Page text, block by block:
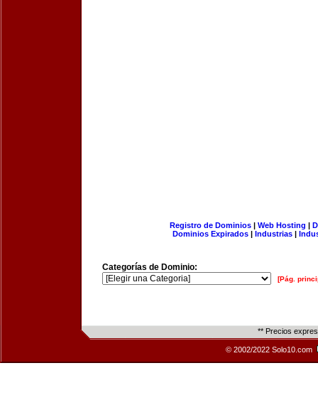
Registro de Dominios| Web Hosting |
Dominios Expirados | Industrias |
Categorías de Dominio:
[Pág.
** Precios
© 2002/2022 Solo10.com